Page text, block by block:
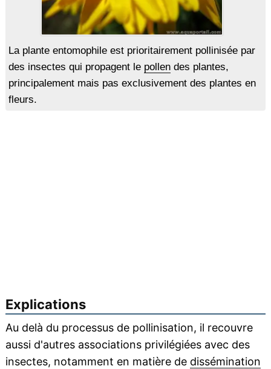
La plante entomophile est prioritairement pollinisée par
des insectes qui propagent le pollendes plantes,
principalement mais pas exclusivement des plantes en
fleurs.
Explications
Au delà du processus de pollinisation, il recouvre
aussi d'autres associations privilégiées avec des
insectes, notamment en matière de dissémination